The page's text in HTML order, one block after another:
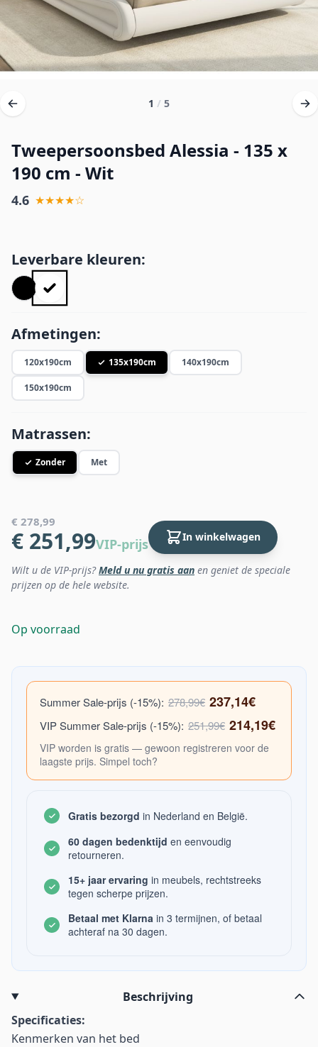
1 / 5
Tweepersoonsbed Alessia - 135 x
190 cm - Wit
4.6 ★★★★☆
Leverbare kleuren:
Afmetingen:
120x190cm 135x190cm 140x190cm
150x190cm
Matrassen:
Zonder Met
€ 278,99
€ 251,99VIP-prijs In winkelwagen
Wilt u de VIP-prijs?Meld u nu gratis aan en geniet de speciale
prijzen op de hele website.
Op voorraad
Summer Sale-prijs (-15%): 278,99€ 237,14€
VIP Summer Sale-prijs (-15%): 251,99€ 214,19€
VIP worden is gratis — gewoon registreren voor de
laagste prijs. Simpel toch?
Gratis bezorgd in Nederland en België.
60 dagen bedenktijd en eenvoudig
retourneren.
15+ jaar ervaring in meubels, rechtstreeks
tegen scherpe prijzen.
Betaal met Klarna in 3 termijnen, of betaal
achteraf na 30 dagen.
Beschrijving
Specificaties:
Kenmerken van het bed